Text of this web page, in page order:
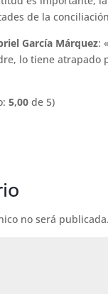
de la
García Márquez:
lo tiene atrapado
5,00 de 5)
no será publicada.